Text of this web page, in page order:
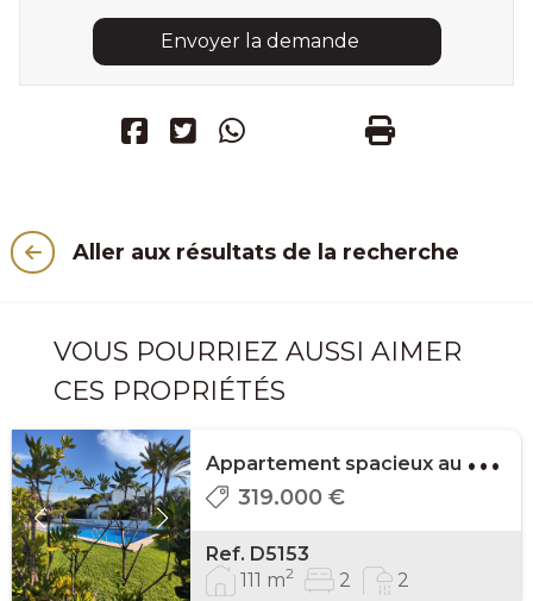
Envoyer la demande
Aller aux résultats de la recherche
VOUS POURRIEZ AUSSI AIMER
CES PROPRIÉTÉS
A
ppartement spacieux au 1er étage en premiè ...
319.000 €
Ref. D5153
111 m2 2 2